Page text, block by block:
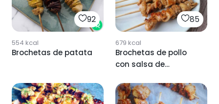
92
554 kcal
Brochetas de patata
85
679 kcal
Brochetas de pollo
con salsa de